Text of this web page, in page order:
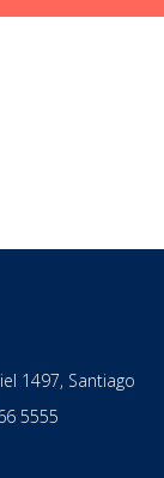
1497, Santiago
5555